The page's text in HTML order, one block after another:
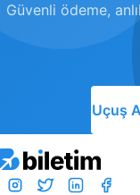
Güvenli ödeme,
Uçuş